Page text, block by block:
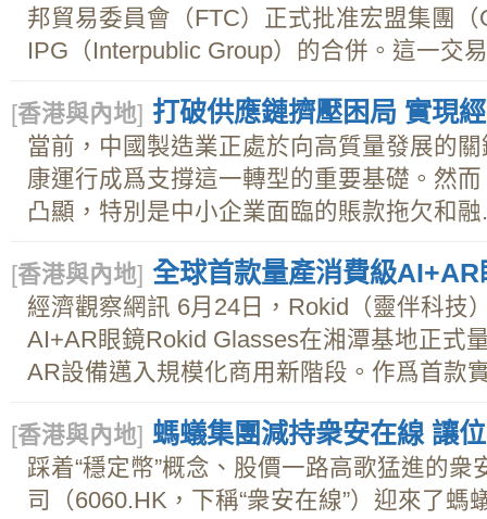
邦貿易委員會（FTC）正式批准宏盟集團（
IPG（Interpublic Group）的合併。這一交
[香港與內地] 打破供應鏈擠壓困局 實現
當前，中國製造業正處於向高質量發展的
康運行成爲支撐這一轉型的重要基礎。然
凸顯，特別是中小企業面臨的賬款拖欠和融
[香港與內地] 全球首款量產消費級
經濟觀察網訊 6月24日，Rokid（靈伴科技
AI+AR眼鏡Rokid Glasses在湘潭基地正式
AR設備邁入規模化商用新階段。作爲首款
[香港與內地] 螞蟻集團減持衆安在線 讓
踩着“穩定幣”概念、股價一路高歌猛進的
司（6060.HK，下稱“衆安在線”）迎來了螞